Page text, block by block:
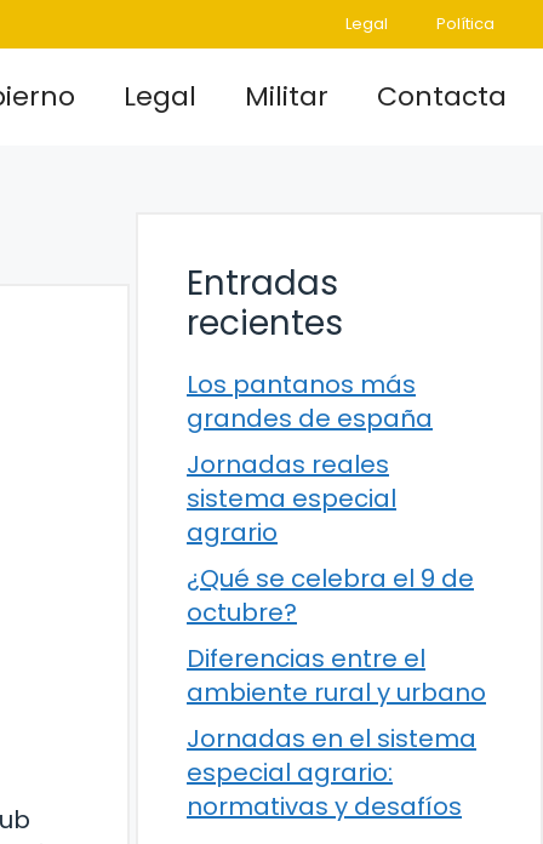
Legal Política
Legal Militar Contacta
Entradas
recientes
Los pantanos más
grandes de españa
Jornadas reales
sistema especial
agrario
¿Qué se celebra el 9 de
octubre?
Diferencias entre el
ambiente rural y urbano
Jornadas en el sistema
especial agrario:
normativas y desafíos